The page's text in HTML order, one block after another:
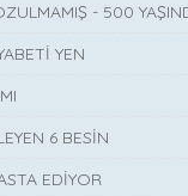
- 500
YEN
6 BESİN
EDİYOR